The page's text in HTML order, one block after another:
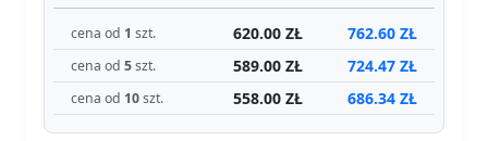
cena od 1 szt. 620.00 ZŁ 762.60 ZŁ
cena od 5szt. 589.00 ZŁ 724.47 ZŁ
cena od 10szt. 558.00 ZŁ 686.34 ZŁ